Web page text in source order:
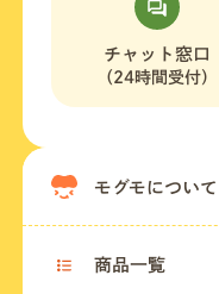
チャット窓口
（24時間受付）
モグモについて
商品一覧